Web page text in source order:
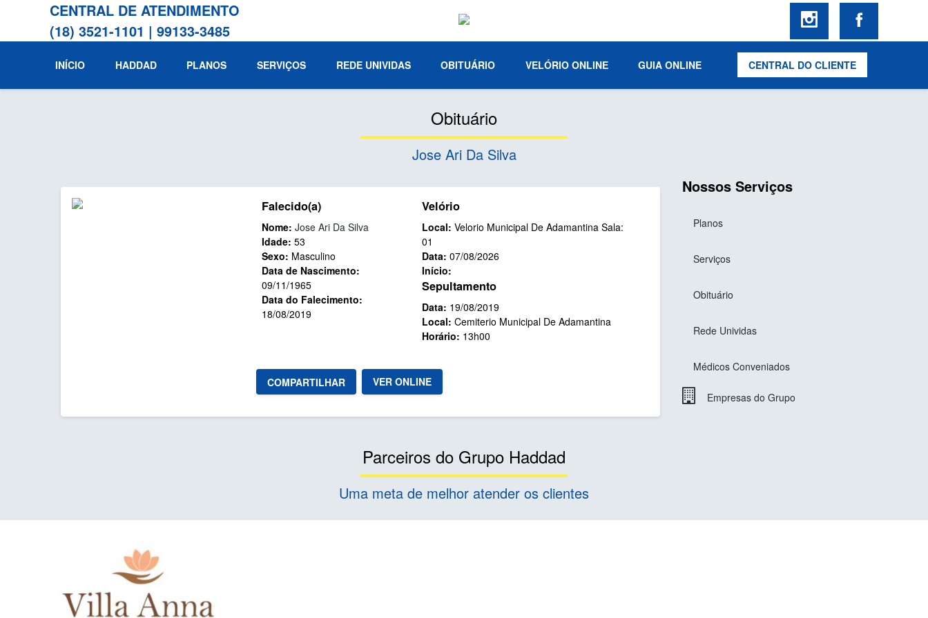
CENTRAL DE ATENDIMENTO
(18) 3521-1101 | 99133-3485
INÍCIO HADDAD PLANOS SERVIÇOS REDE UNIVIDAS OBITUÁRIO VELÓRIO ONLINE GUIA ONLINE CENTRAL DO CLIENTE
Obituário
Jose Ari Da Silva
Falecido(a)
Nome: Jose Ari Da Silva
Idade: 53
Sexo: Masculino
Data de Nascimento:
09/11/1965
Data do Falecimento:
18/08/2019
Velório
Local: Velorio Municipal De Adamantina Sala:
01
Data: 07/08/2026
Início:
Sepultamento
Data: 19/08/2019
Local:Cemiterio Municipal De Adamantina
Horário: 13h00
COMPARTILHAR VER ONLINE
Nossos Serviços
Planos
Serviços
Obituário
Rede Unividas
Médicos Conveniados
Empresas do Grupo
Parceiros do Grupo Haddad
Uma meta de melhor atender os clientes